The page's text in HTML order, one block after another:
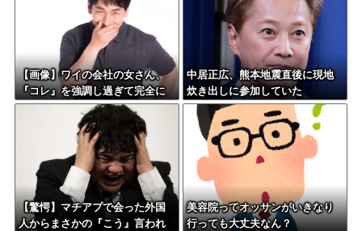
や？？？？？？
【画像】ワイの会社の女さん、
『コレ』を強調し過ぎて完全に
あたしこ枠を狙ってるんだがw w
w w w w w w w w w w
中居正広、熊本地震直後に現地
炊き出しに参加していた
【驚愕】マチアプで会った外国
人からまさかの『こう』言われ
美容院ってオッサンがいきなり
行っても大丈夫なん？